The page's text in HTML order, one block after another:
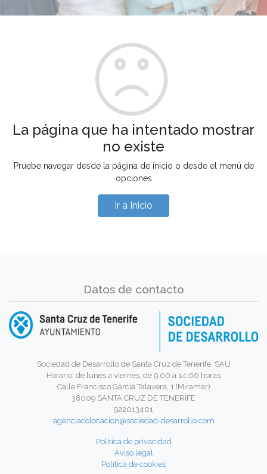
La página que ha intentado mostrar
no existe
Pruebe navegar desde la página de inicio o desde el menú de
opciones
Ir a Inicio
Datos de contacto
Sociedad de Desarrollo de Santa Cruz de Tenerife, SAU
Horario: de lunes a viernes, de 9:00 a 14:00 horas
Calle Francisco García Talavera, 1 (Miramar)
38009 SANTA CRUZ DE TENERIFE
922013401
agenciacolocacion@sociedad-desarrollo.com
Política de privacidad
Aviso legal
Política de cookies